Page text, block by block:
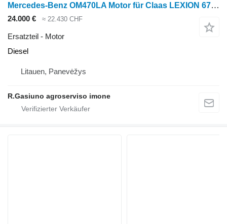
Mercedes-Benz OM470LA Motor für Claas LEXION 670 Getreideernter
24.000 € ≈ 22.430 CHF
Ersatzteil - Motor
Diesel
Litauen, Panevėžys
R.Gasiuno agroserviso imone